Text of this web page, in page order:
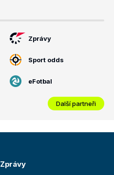
Zprávy
Sport odds
eFotbal
Další partneři
Zprávy